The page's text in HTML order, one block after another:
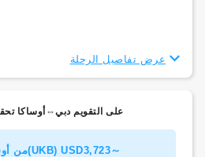
عرض تفاصيل الرحلة
على التقويم دبي⇔أوساكا
Dubai من أوساكا(UKB) USD3,723～